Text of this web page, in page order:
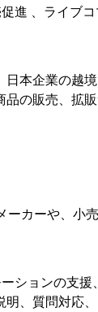
進 、ライブ
本企業の越
の販売、拡
カーや、小
ションの支援
、質問対応